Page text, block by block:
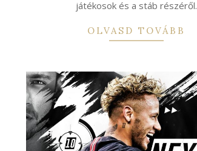
játékosok és a stáb részéről.
OLVASD TOVÁBB